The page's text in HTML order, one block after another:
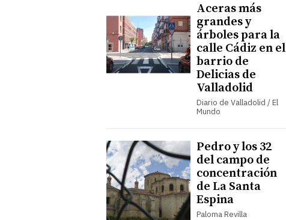
Aceras más
grandes y
árboles para la
calle Cádiz en el
barrio de
Delicias de
Valladolid
Diario de Valladolid / El
Mundo
Pedro y los 32
del campo de
concentración
de La Santa
Espina
Paloma Revilla